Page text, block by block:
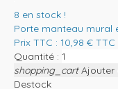
8 en stock !
Porte manteau mural
Prix TTC : 10,98 € TTC
Quantité :
shopping_cart Ajouter
Destock